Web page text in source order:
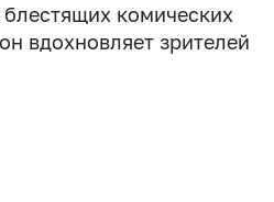
комических
вдохновляет зрителей